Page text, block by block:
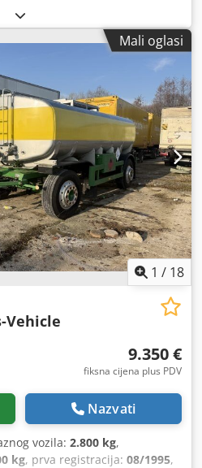
Mali oglasi
1 / 18
Vehicle
9.350 €
fiksna cijena plus PDV
Nazvati
vozila: 2.800 kg,
kg, prva registracija: 08/1995,